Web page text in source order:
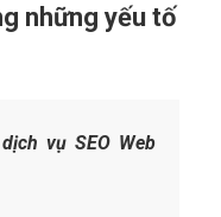
những yếu tố
vụ SEO Web